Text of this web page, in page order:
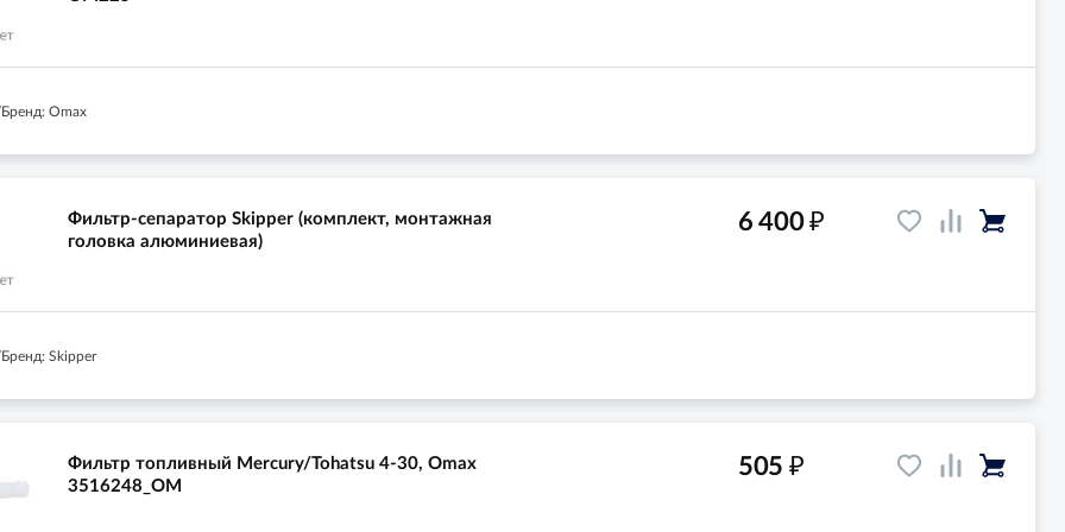
Omax
Фильтр-сепаратор Skipper (комплект, монтажная
головка алюминиевая)
Skipper
6 400₽
Фильтр топливный Mercury/Tohatsu 4-30, Omax
3516248_OM
505 ₽